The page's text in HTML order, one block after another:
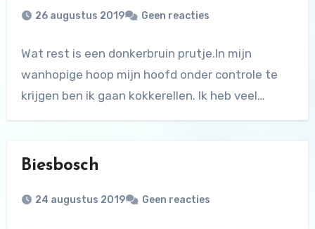
26 augustus 2019 Geen reacties
Wat rest is een donkerbruin prutje.In mijn
wanhopige hoop mijn hoofd onder controle te
krijgen ben ik gaan kokkerellen. Ik heb veel…
Biesbosch
24 augustus 2019 Geen reacties